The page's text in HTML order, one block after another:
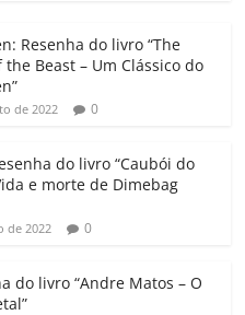
e
dI
gl
e
Cl
a
ss
ro
o
p
y
Li
k
m
p
h
ar
Resenha do livro “The
Beast – Um Clássico do
de 2022 0
do livro “Caubói do
e morte de Dimebag
de 2022 0
do livro “Andre Matos – O